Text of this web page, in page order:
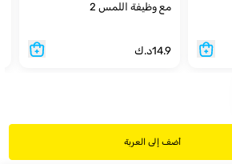
أضف إلى العربة
مع وظيفة اللمس 2
14.9د.ك